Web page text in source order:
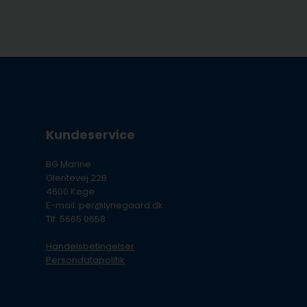
Kundeservice
BG Marine
Glentevej 22B
4600 Køge
E-mail: per@lynegaard.dk
Tlf. 5665 0658
Handelsbetingelser
Persondatapolitik